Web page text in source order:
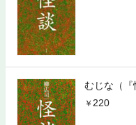
むじな（『
220